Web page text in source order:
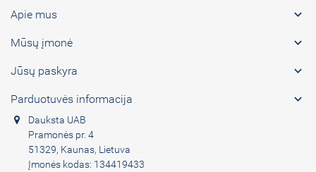
Apie mus 
Mūsų įmonė 
Jūsų paskyra 
Parduotuvės informacija 
Dauksta UAB
Pramonės pr. 4
51329, Kaunas, Lietuva
Įmonės kodas: 134419433